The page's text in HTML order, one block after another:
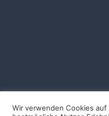
Wir verwenden Cookies